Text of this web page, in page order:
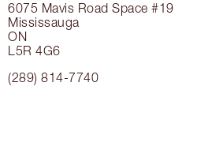
6075 Mavis Road Space #19
Mississauga
ON
L5R 4G6
(289) 814-7740